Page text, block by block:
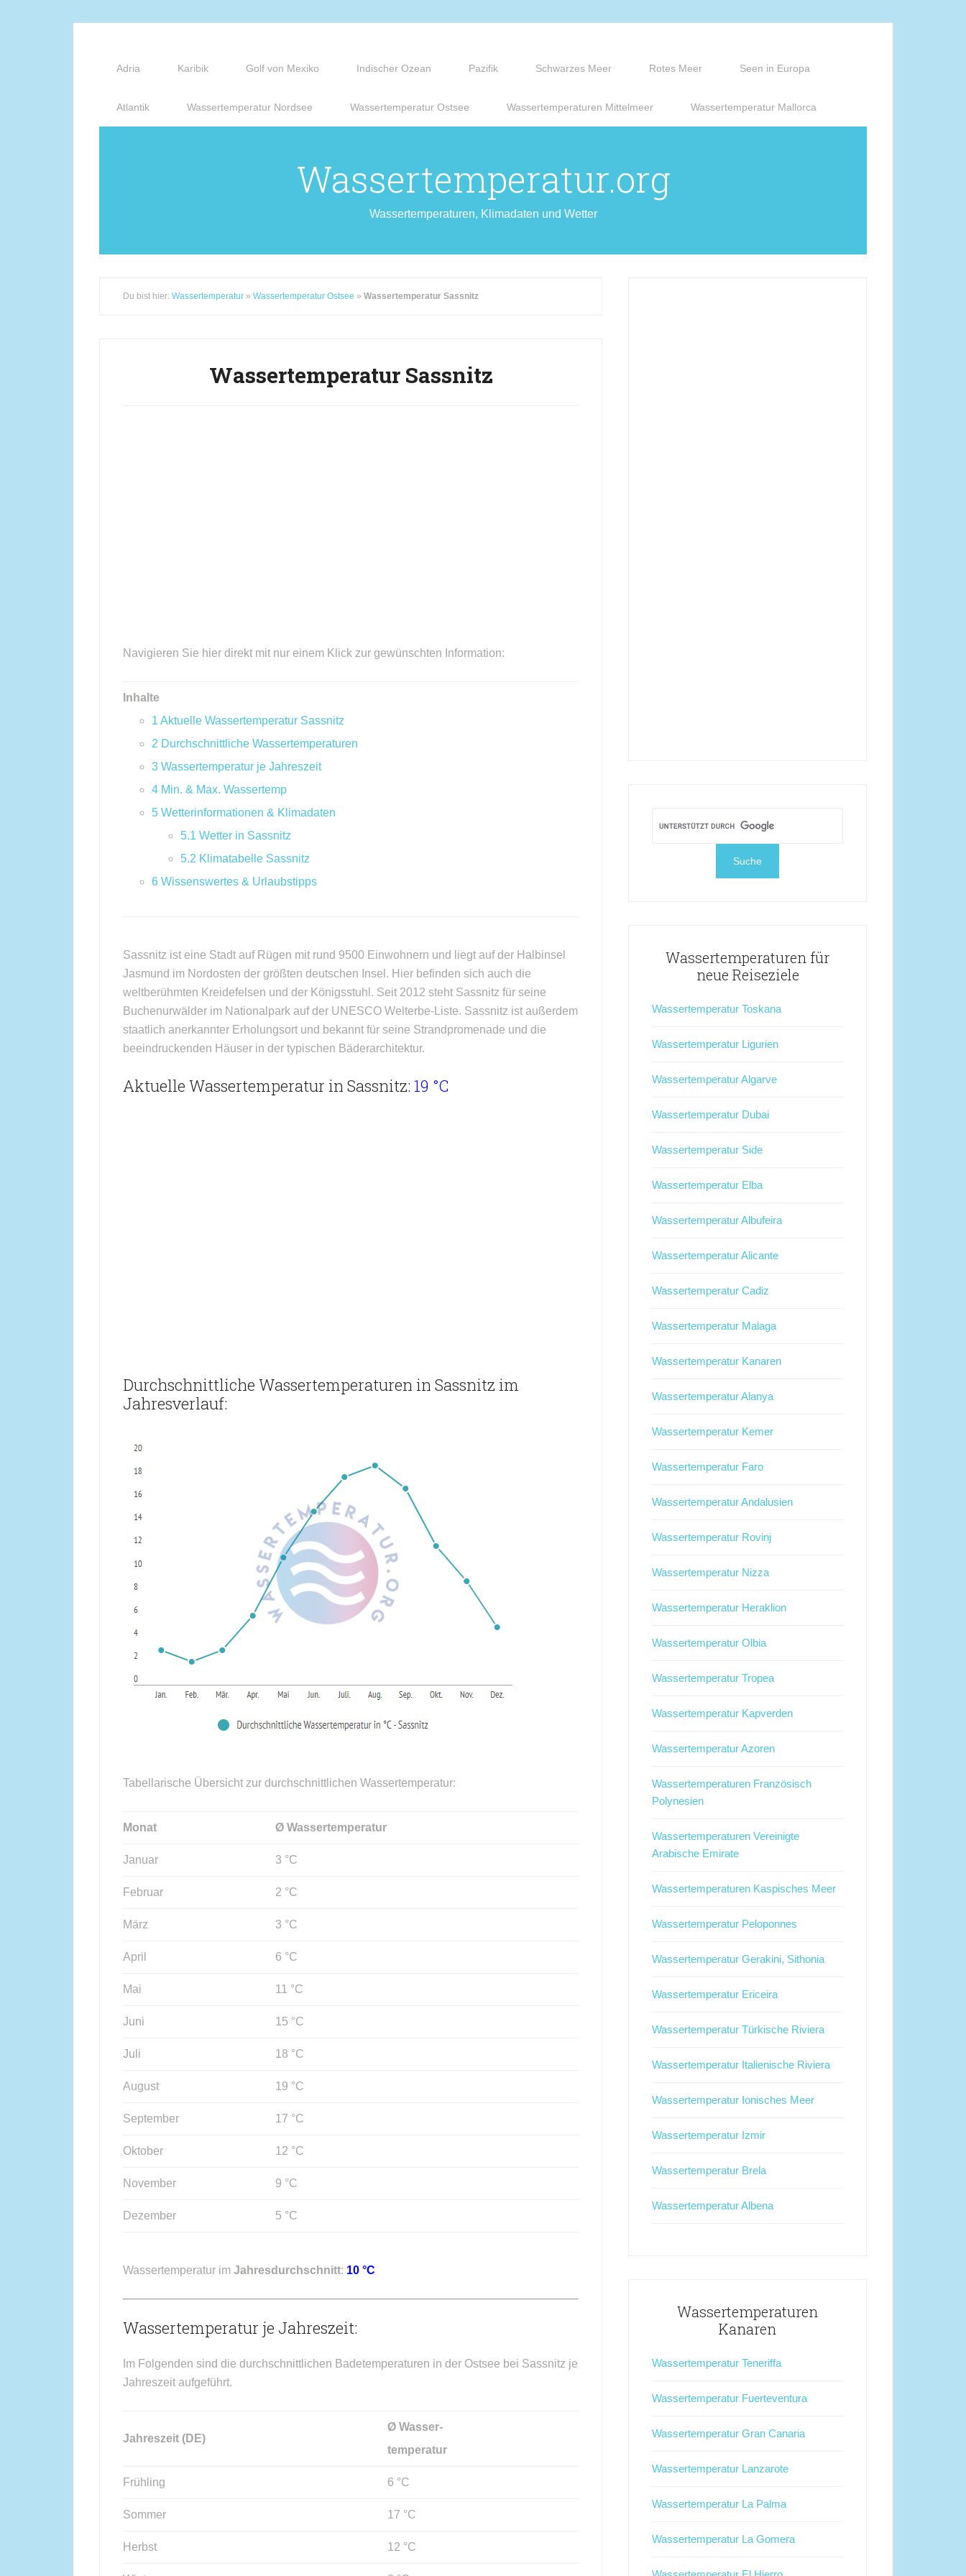
Adria Karibik Golf von Mexiko Indischer Ozean Pazifik Schwarzes Meer Rotes Meer Seen in Europa
Atlantik Wassertemperatur Nordsee Wassertemperatur Ostsee Wassertemperaturen Mittelmeer Wassertemperatur Mallorca
Wassertemperatur.org
Wassertemperaturen, Klimadaten und Wetter
Du bist hier: Wassertemperatur » Wassertemperatur Ostsee » Wassertemperatur Sassnitz
Wassertemperatur Sassnitz
Navigieren Sie hier direkt mit nur einem Klick zur gewünschten Information:
Inhalte
1 Aktuelle Wassertemperatur Sassnitz
2 Durchschnittliche Wassertemperaturen
3 Wassertemperatur je Jahreszeit
4 Min. & Max. Wassertemp
5 Wetterinformationen & Klimadaten
5.1 Wetter in Sassnitz
5.2 Klimatabelle Sassnitz
6 Wissenswertes & Urlaubstipps
Sassnitz ist eine Stadt auf Rügen mit rund 9500 Einwohnern und liegt auf der Halbinsel
Jasmund im Nordosten der größten deutschen Insel. Hier befinden sich auch die
weltberühmten Kreidefelsen und der Königsstuhl. Seit 2012 steht Sassnitz für seine
Buchenurwälder im Nationalpark auf der UNESCO Welterbe-Liste. Sassnitz ist außerdem
staatlich anerkannter Erholungsort und bekannt für seine Strandpromenade und die
beeindruckenden Häuser in der typischen Bäderarchitektur.
Aktuelle Wassertemperatur in Sassnitz: 19 °C
Durchschnittliche Wassertemperaturen in Sassnitz im
Jahresverlauf:
Tabellarische Übersicht zur durchschnittlichen Wassertemperatur:
Monat Ø Wassertemperatur
Januar 3 °C
Februar 2 °C
März 3 °C
April 6 °C
Mai 11 °C
Juni 15 °C
Juli 18 °C
August 19 °C
September 17 °C
Oktober 12 °C
November 9 °C
Dezember 5 °C
Wassertemperatur im Jahresdurchschnitt: 10 °C
Wassertemperatur je Jahreszeit:
Im Folgenden sind die durchschnittlichen Badetemperaturen in der Ostsee bei Sassnitz je
Jahreszeit aufgeführt.
Jahreszeit (DE)
Ø Wasser-
temperatur
Frühling 6 °C
Sommer 17 °C
Herbst 12 °C
Wassertemperaturen für
neue Reiseziele
Wassertemperatur Toskana
Wassertemperatur Ligurien
Wassertemperatur Algarve
Wassertemperatur Dubai
Wassertemperatur Side
Wassertemperatur Elba
Wassertemperatur Albufeira
Wassertemperatur Alicante
Wassertemperatur Cadiz
Wassertemperatur Malaga
Wassertemperatur Kanaren
Wassertemperatur Alanya
Wassertemperatur Kemer
Wassertemperatur Faro
Wassertemperatur Andalusien
Wassertemperatur Rovinj
Wassertemperatur Nizza
Wassertemperatur Heraklion
Wassertemperatur Olbia
Wassertemperatur Tropea
Wassertemperatur Kapverden
Wassertemperatur Azoren
Wassertemperaturen Französisch
Polynesien
Wassertemperaturen Vereinigte
Arabische Emirate
Wassertemperaturen Kaspisches Meer
Wassertemperatur Peloponnes
Wassertemperatur Gerakini, Sithonia
Wassertemperatur Ericeira
Wassertemperatur Türkische Riviera
Wassertemperatur Italienische Riviera
Wassertemperatur Ionisches Meer
Wassertemperatur Izmir
Wassertemperatur Brela
Wassertemperatur Albena
Wassertemperaturen
Kanaren
Wassertemperatur Teneriffa
Wassertemperatur Fuerteventura
Wassertemperatur Gran Canaria
Wassertemperatur Lanzarote
Wassertemperatur La Palma
Wassertemperatur La Gomera